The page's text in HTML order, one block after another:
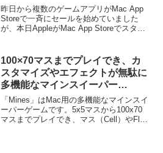
Prices」キャンペーンをMac App
Storeで開催中。
昨日から複数のゲームアプリがMac App
Storeで一斉にセールを始めていました
が、本日AppleがMac App Storeでスタ
「Amazing Games Amazing Prices」を
始めたようです。
100×70マスまでプレイでき、カ
スタマイズやエフェクトが無駄に
多機能なマインスイーパー
「Mines」が無料セール中
「Mines」はMac用の多機能なマインスイ
ーパーゲームです。5x5マスから100x70
マスまでプレイでき、マス（Cell）やFlag